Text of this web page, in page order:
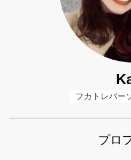
フカトレパー
プロ